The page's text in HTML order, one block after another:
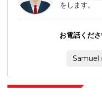
をします。
お電話くだ
Samuel